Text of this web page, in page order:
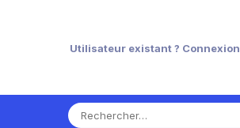
Utilisateur existant ? Connexion